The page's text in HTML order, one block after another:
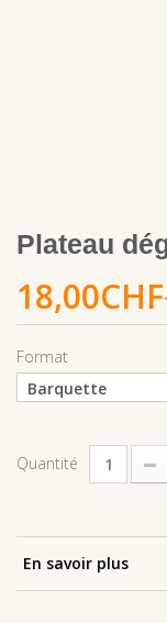
Plateau
18,00CHF
Format
Quantité
En savoir plus